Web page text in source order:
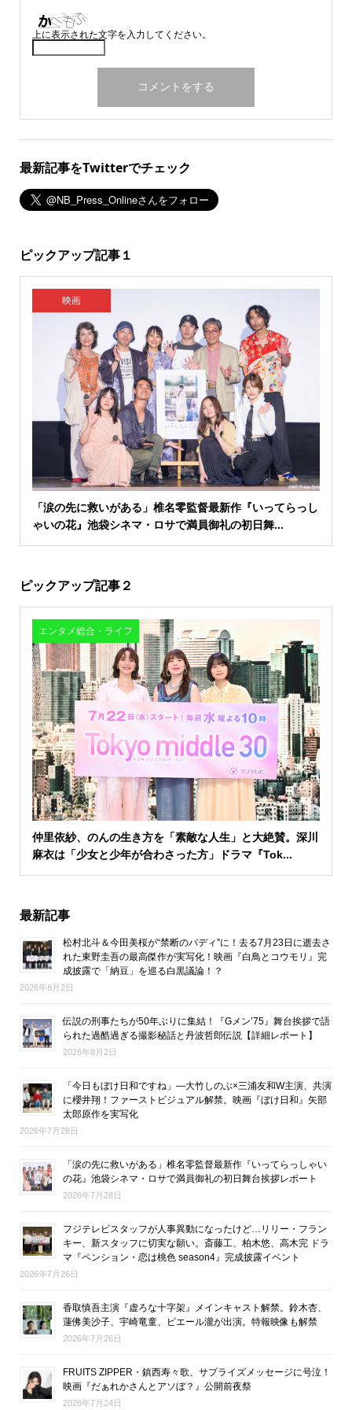
上に表示された文字を入力してください。
最新記事をTwitterでチェック
ピックアップ記事１
映画
「涙の先に救いがある」椎名零監督最新作『いってらっし
ゃいの花』池袋シネマ・ロサで満員御礼の初日舞...
ピックアップ記事２
エンタメ総合・ライフ
仲里依紗、のんの生き方を「素敵な人生」と大絶賛。深川
麻衣は「少女と少年が合わさった方」ドラマ『Tok...
最新記事
松村北斗＆今田美桜が“禁断のバディ”に！去る7月23日に逝去さ
れた東野圭吾の最高傑作が実写化！映画『白鳥とコウモリ』完
成披露で「納豆」を巡る白黒議論！？
2026年8月2日
伝説の刑事たちが50年ぶりに集結！『Gメン’75』舞台挨拶で語
られた過酷過ぎる撮影秘話と丹波哲郎伝説【詳細レポート】
2026年8月2日
「今日もぼけ日和ですね」―大竹しのぶ×三浦友和W主演、共演
に櫻井翔！ファーストビジュアル解禁。映画『ぼけ日和』矢部
太郎原作を実写化
2026年7月28日
「涙の先に救いがある」椎名零監督最新作『いってらっしゃい
の花』池袋シネマ・ロサで満員御礼の初日舞台挨拶レポート
2026年7月28日
フジテレビスタッフが人事異動になったけど…リリー・フラン
キー、新スタッフに切実な願い。斎藤工、柏木悠、高木完 ドラ
マ『ペンション・恋は桃色 season4』完成披露イベント
2026年7月26日
香取慎吾主演『虚ろな十字架』メインキャスト解禁。鈴木杏、
蓮佛美沙子、宇崎竜童、ピエール瀧が出演。特報映像も解禁
2026年7月26日
FRUITS ZIPPER・鎮西寿々歌、サプライズメッセージに号泣！
映画『だぁれかさんとアソぼ？』公開前夜祭
2026年7月24日